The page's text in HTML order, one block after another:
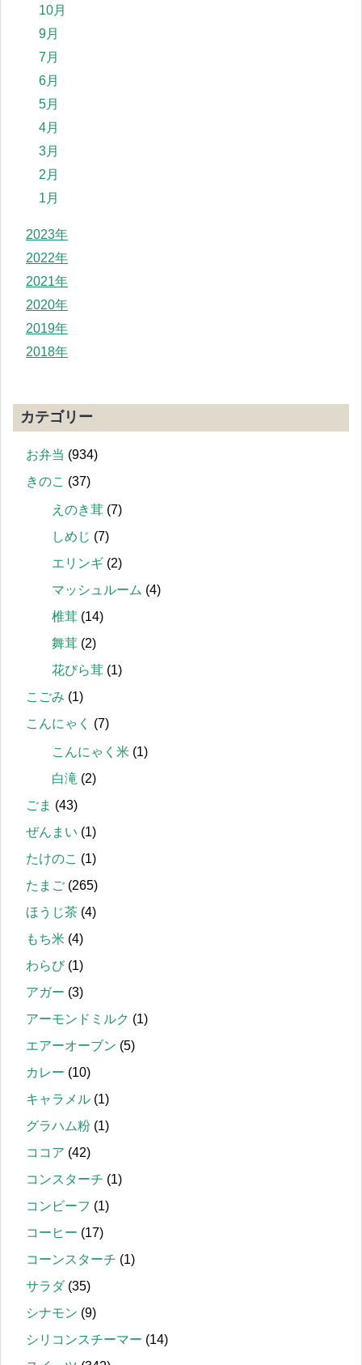
10月
9月
7月
6月
5月
4月
3月
2月
1月
2023年
2022年
2021年
2020年
2019年
2018年
カテゴリー
お弁当 (934)
きのこ (37)
えのき茸 (7)
しめじ (7)
エリンギ (2)
マッシュルーム (4)
椎茸 (14)
舞茸 (2)
花びら茸 (1)
こごみ (1)
こんにゃく
(7)
こんにゃく米 (1)
白滝 (2)
ごま (43)
ぜんまい (1)
たけのこ (1)
たまご (265)
ほうじ茶 (4)
もち米 (4)
わらび(1)
アガー (3)
アーモンドミルク (1)
エアーオーブン (5)
カレー (10)
キャラメル (1)
グラハム粉 (1)
ココア (42)
コンスターチ (1)
コンビーフ (1)
コーヒー (17)
コーンスターチ (1)
サラダ(35)
シナモン (9)
シリコンスチーマー (14)